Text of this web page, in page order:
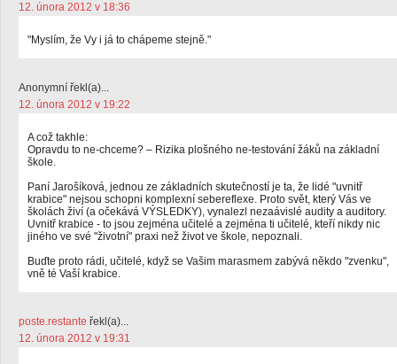
12. února 2012 v 18:36
"Myslím, že Vy i já to chápeme stejně."
Anonymní řekl(a)...
12. února 2012 v 19:22
A což takhle:
Opravdu to ne-chceme? – Rizika plošného ne-testování žáků na základní
škole.
Paní Jarošíková, jednou ze základních skutečností je ta, že lidé "uvnitř
krabice" nejsou schopni komplexní sebereflexe. Proto svět, který Vás ve
školách živí (a očekává VÝSLEDKY), vynalezl nezaávislé audity a auditory.
Uvnitř krabice - to jsou zejména učitelé a zejména ti učitelé, kteří nikdy nic
jiného ve své "životní" praxi než život ve škole, nepoznali.
Buďte proto rádi, učitelé, když se Vašim marasmem zabývá někdo "zvenku",
vně té Vaší krabice.
poste.restante řekl(a)...
12. února 2012 v 19:31